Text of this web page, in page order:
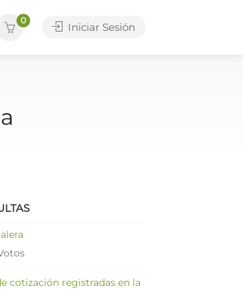
0
Iniciar Sesión
cotización registradas en la